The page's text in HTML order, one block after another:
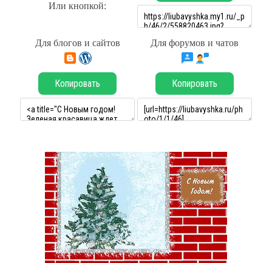
Или кнопкой:
Для блогов и сайтов Для форумов и чатов
Копировать Копировать